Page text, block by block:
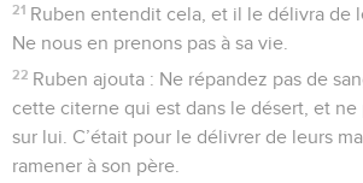
21 Ruben entendit cela, et il le délivra de
Ne nous en prenons pas à sa vie.
22 Ruben ajouta : Ne répandez pas de
cette citerne qui est dans le désert, et ne
sur lui. C’était pour le délivrer de leurs
ramener à son père.